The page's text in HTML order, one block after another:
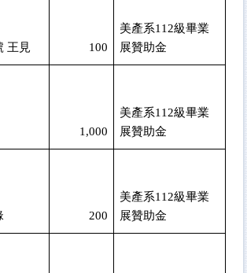
王見 100
美產系112級畢業
展贊助金
1,000
美產系112級畢業
展贊助金
200
美產系112級畢業
展贊助金